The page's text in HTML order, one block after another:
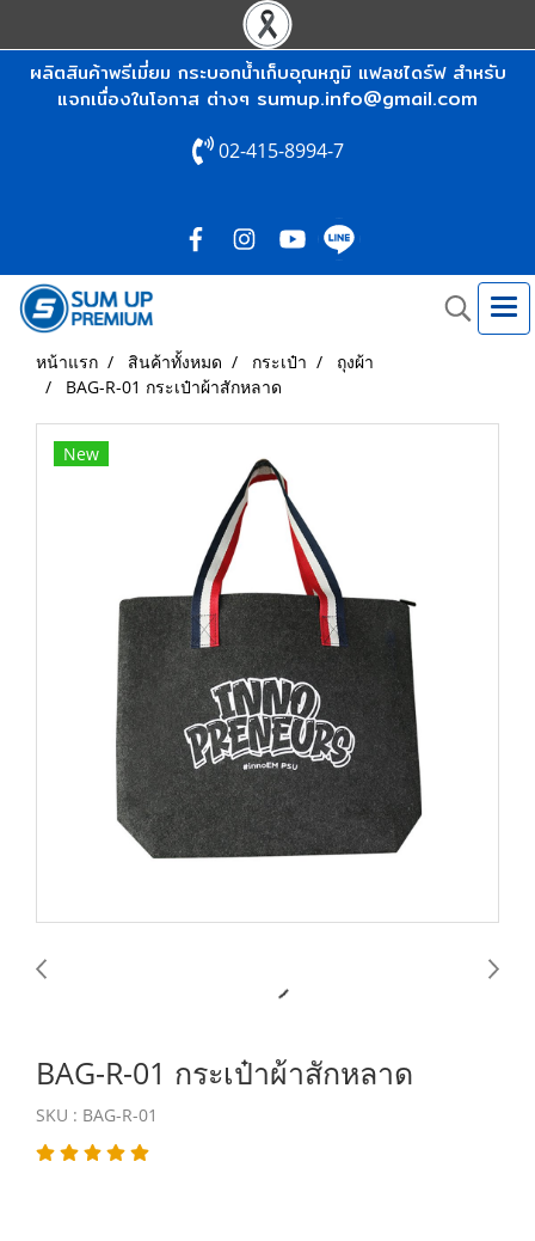
ผลิตสินค้าพรีเมี่ยม กระบอกน้ำเก็บอุณหภูมิ แฟลชไดร์ฟ สำหรับ
แจกเนื่องในโอกาส ต่างๆ sumup.info@gmail.com
02-415-8994-7
หน้าแรก สินค้าทั้งหมด กระเป๋า
ถุงผ้า
BAG-R-01 กระเป๋าผ้าสักหลาด
New
BAG-R-01 กระเป๋าผ้าสักหลาด
SKU : BAG-R-01